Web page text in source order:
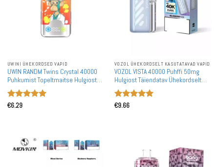
UWINI ÜHEKORDSED VAPID
UWIN RANDM Twins Crystal 40000
Puhkumist Topeltmaitse Hulgiost
Täiendatav Ühekordselt
Kasutatavad Vapes Hulkost
Hinnanguga
€6.29
VOZOL ÜHEKORDSELT KASUTATAVAD VAPID
VOZOL VISTA 40000 Puhffi 50mg
Hulgiost Täiendatav Ühekordselt
Kasutatav Aurusti Hulgimüük
Hinnanguga
€9.66